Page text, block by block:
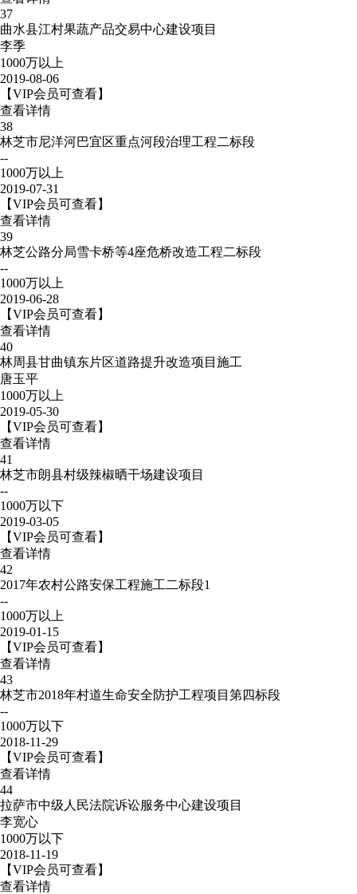
37
曲水县江村果蔬产品交易中心建设项目
李季
1000万以上
2019-08-06
【VIP会员可查看】
查看详情
38
林芝市尼洋河巴宜区重点河段治理工程二标段
--
1000万以上
2019-07-31
【VIP会员可查看】
查看详情
39
林芝公路分局雪卡桥等4座危桥改造工程二标段
--
1000万以上
2019-06-28
【VIP会员可查看】
查看详情
40
林周县甘曲镇东片区道路提升改造项目施工
唐玉平
1000万以上
2019-05-30
【VIP会员可查看】
查看详情
41
林芝市朗县村级辣椒晒干场建设项目
--
1000万以下
2019-03-05
【VIP会员可查看】
查看详情
42
2017年农村公路安保工程施工二标段1
--
1000万以上
2019-01-15
【VIP会员可查看】
查看详情
43
林芝市2018年村道生命安全防护工程项目第四标段
--
1000万以下
2018-11-29
【VIP会员可查看】
查看详情
44
拉萨市中级人民法院诉讼服务中心建设项目
李宽心
1000万以下
2018-11-19
【VIP会员可查看】
查看详情